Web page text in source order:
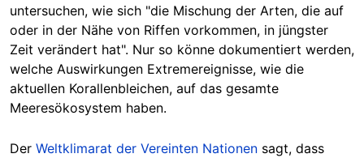
untersuchen, wie sich "die Mischung der Arten, die auf
oder in der Nähe von Riffen vorkommen, in jüngster
Zeit verändert hat". Nur so könne dokumentiert werden,
welche Auswirkungen Extremereignisse, wie die
aktuellen Korallenbleichen, auf das gesamte
Meeresökosystem haben.
Der Weltklimarat der Vereinten Nationen sagt, dass